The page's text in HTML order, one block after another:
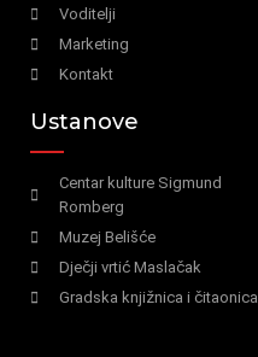
Voditelji
Marketing
Kontakt
Ustanove
Centar kulture Sigmund
Romberg
Muzej Belišće
Dječji vrtić Maslačak
Gradska knjižnica i čitaonica